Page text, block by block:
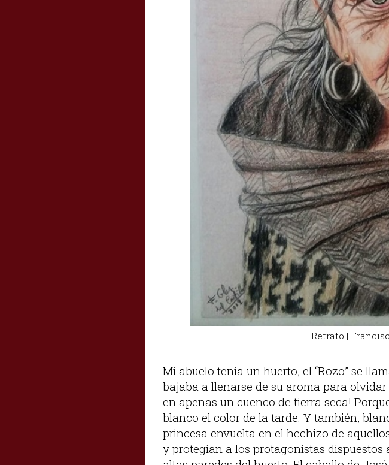
Retrato |
Mi abuelo tenía un huerto, el “Rozo” se
bajaba a llenarse de su aroma para
en apenas un cuenco de tierra seca!
blanco el color de la tarde. Y también,
princesa envuelta en el hechizo de
y protegían a los protagonistas